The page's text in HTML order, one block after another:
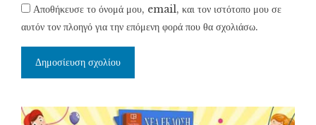
Αποθήκευσε το όνομά μου, email, και τον ιστότοπο μου σε
αυτόν τον πλοηγό για την επόμενη φορά που θα σχολιάσω.